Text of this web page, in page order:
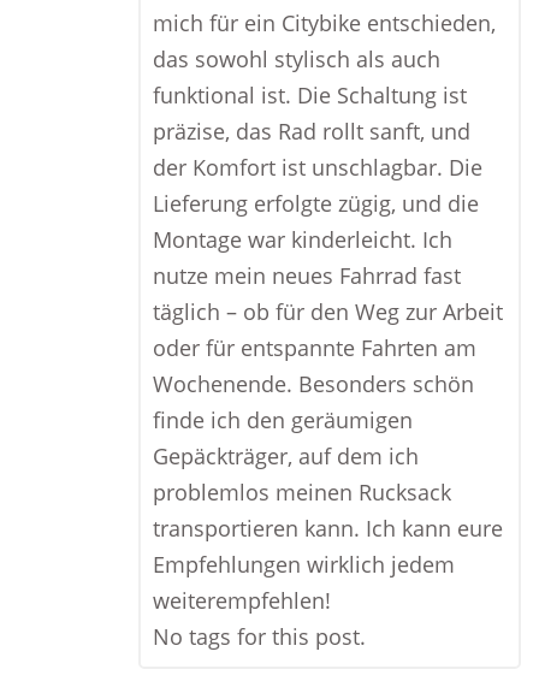
mich für ein Citybike entschieden,
das sowohl stylisch als auch
funktional ist. Die Schaltung ist
präzise, das Rad rollt sanft, und
der Komfort ist unschlagbar. Die
Lieferung erfolgte zügig, und die
Montage war kinderleicht. Ich
nutze mein neues Fahrrad fast
täglich – ob für den Weg zur Arbeit
oder für entspannte Fahrten am
Wochenende. Besonders schön
finde ich den geräumigen
Gepäckträger, auf dem ich
problemlos meinen Rucksack
transportieren kann. Ich kann eure
Empfehlungen wirklich jedem
weiterempfehlen!
No tags for this post.